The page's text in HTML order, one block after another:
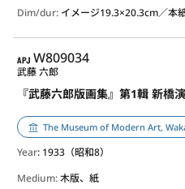
Dim/dur: イメージ19.3×20.3cm／本
APJ
W809034
『武藤六郎版画集』第1輯 新橋
武藤 六郎
The Museum of Modern Art,
Year: 1933（昭和8）
Medium:木版、紙